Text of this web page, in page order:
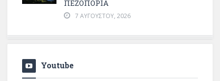
ΠΕΖΟΠΟΡΊΑ
7 ΑΥΓΟΎΣΤΟΥ, 2026
Youtube